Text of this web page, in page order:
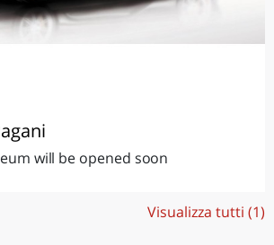
will be opened soon
Visualizza tutti (1)